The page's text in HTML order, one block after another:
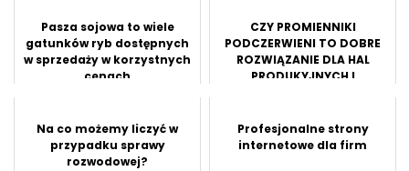
Pasza sojowa to wiele
gatunków ryb dostępnych
w sprzedaży w korzystnych
cenach
CZY PROMIENNIKI
PODCZERWIENI TO DOBRE
ROZWIĄZANIE DLA HAL
PRODUKYJNYCH I
Na co możemy liczyć w
przypadku sprawy
rozwodowej?
Profesjonalne strony
internetowe dla firm